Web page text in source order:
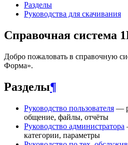
Разделы
Руководства для скачивания
Справочная система
Добро пожаловать в справочную
Форма».
Разделы¶
Руководство пользователя —
общение, файлы, отчёты
Руководство администратора
категории, параметры